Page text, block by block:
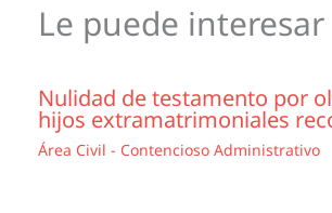
Le puede interesar
Nulidad de testamento por
hijos extramatrimoniales
Área Civil - Contencioso Administrativo